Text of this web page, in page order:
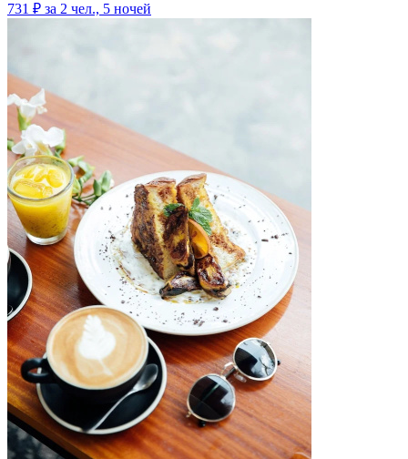
731 ₽ за 2 чел., 5 ночей